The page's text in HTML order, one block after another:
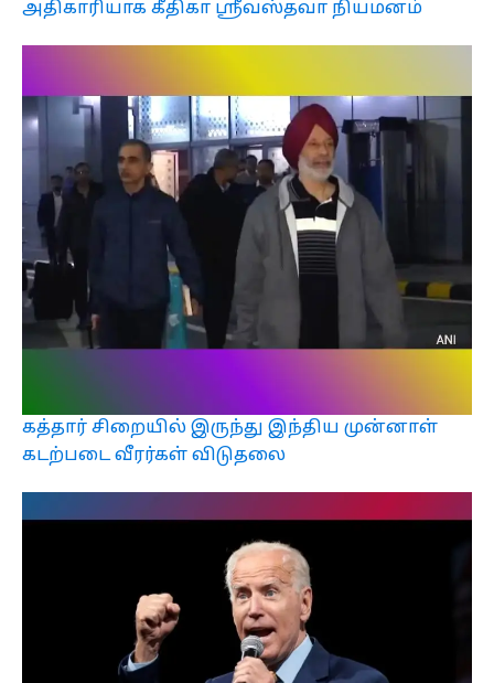
அதிகாரியாக கீதிகா ஸ்ரீவஸ்தவா நியமனம்
கத்தார் சிறையில் இருந்து இந்திய முன்னாள்
கடற்படை வீரர்கள் விடுதலை